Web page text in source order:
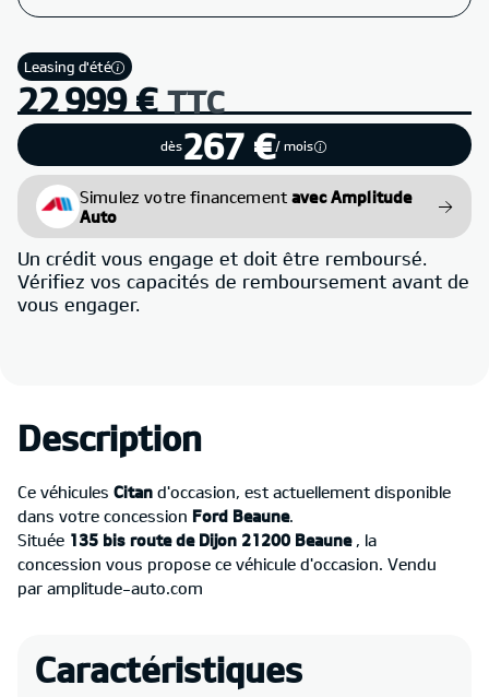
Leasing d'été
22 999 € TTC
dès267 €/ mois
Simulez votre financementavec Amplitude
Auto
Un crédit vous engage et doit être remboursé.
Vérifiez vos capacités de remboursement avant de
vous engager.
Description
Ce véhicules Citan d'occasion, est actuellement disponible
dans votre concession Ford Beaune.
Située 135 bis route de Dijon 21200 Beaune , la
concession vous propose ce véhicule d'occasion. Vendu
par amplitude-auto.com
Caractéristiques